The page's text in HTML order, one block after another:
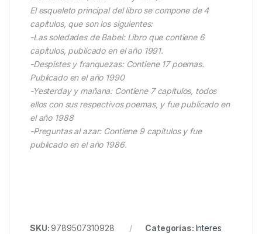
El esqueleto principal del libro se compone de 4
capítulos, que son los siguientes:
-Las soledades de Babel: Libro que contiene 6
capítulos, publicado en el año 1991.
-Despistes y franquezas: Contiene 17 poemas.
Publicado en el año 1990
-Yesterday y mañana: Contiene 7 capítulos, todos
ellos con sus respectivos poemas, y fue publicado en
el año 1988
-Preguntas al azar: Contiene 9 capítulos y fue
publicado en el año 1986.
SKU:9789507310928 Categorías: Interes